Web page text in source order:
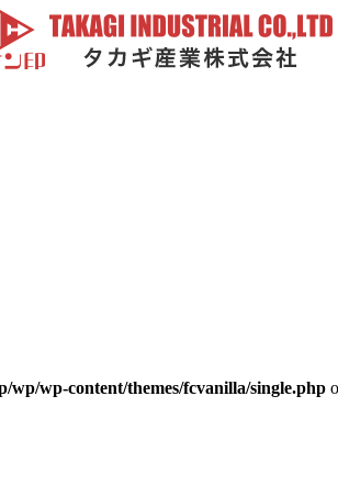
wp/wp-content/themes/fcvanilla/single.php